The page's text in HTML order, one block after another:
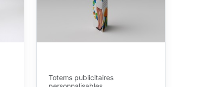
Totems publicitaires